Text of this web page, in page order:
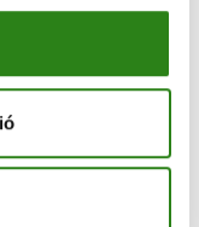
les 19 hores, i
de la veu i la
de